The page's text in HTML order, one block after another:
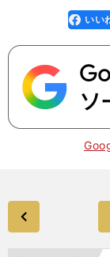
faceboo
k
いい